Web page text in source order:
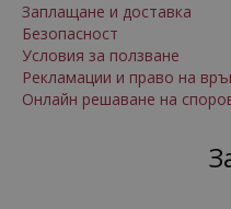
Заплащане и доставка
Безопасност
Условия за ползване
Рекламации и право на
Онлайн решаване на